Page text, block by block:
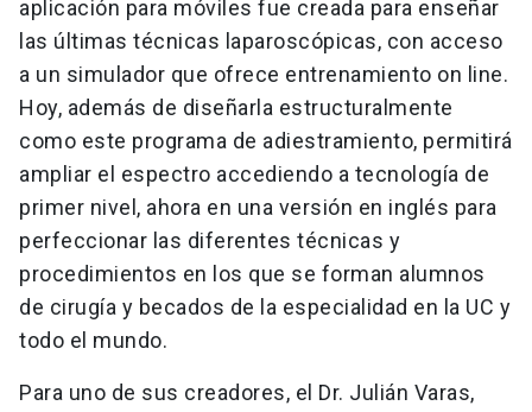
aplicación para móviles fue creada para enseñar
las últimas técnicas laparoscópicas, con acceso
a un simulador que ofrece entrenamiento on line.
Hoy, además de diseñarla estructuralmente
como este programa de adiestramiento, permitirá
ampliar el espectro accediendo a tecnología de
primer nivel, ahora en una versión en inglés para
perfeccionar las diferentes técnicas y
procedimientos en los que se forman alumnos
de cirugía y becados de la especialidad en la UC y
todo el mundo.
Para uno de sus creadores, el Dr. Julián Varas,